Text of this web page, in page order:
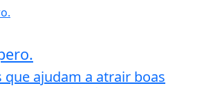
que ajudam a atrair boas